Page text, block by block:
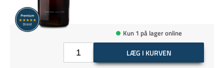
Kun 1 på lager online
LÆG I KURVEN